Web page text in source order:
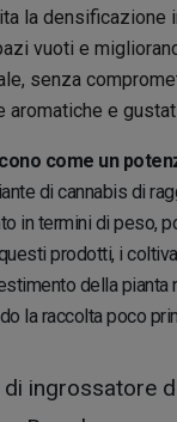
la densificazione
vuoti e
senza
aromatiche e
come un
di cannabis di
in termini di peso,
prodotti, i
della pianta
la raccolta poco
ingrossatore